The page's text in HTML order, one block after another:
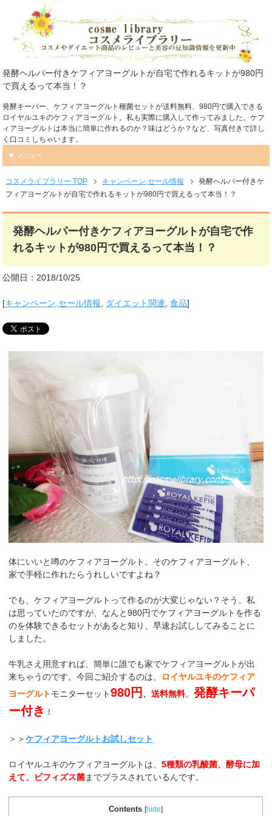
発酵ヘルパー付きケフィアヨーグルトが自宅で作れるキットが980円
で買えるって本当！？
発酵キーパー、ケフィアヨーグルト種菌セットが送料無料、980円で購入できる
ロイヤルユキのケフィアヨーグルト。私も実際に購入して作ってみました。ケフ
ィアヨーグルトは本当に簡単に作れるのか？味はどうか？など、写真付きで詳し
く口コミしちゃいます。
メニュー
コスメライブラリー TOP キャンペーン,セール情報
発酵ヘルパー付きケ
フィアヨーグルトが自宅で作れるキットが980円で買えるって本当！？
発酵ヘルパー付きケフィアヨーグルトが自宅で作
れるキットが980円で買えるって本当！？
公開日：2018/10/25
[キャンペーン,セール情報, ダイエット関連,食品]
体にいいと噂のケフィアヨーグルト。そのケフィアヨーグルト、
家で手軽に作れたらうれしいですよね？
でも、ケフィアヨーグルトって作るのが大変じゃない？そう、私
は思っていたのですが、なんと980円でケフィアヨーグルトを作る
のを体験できるセットがあると知り、早速お試ししてみることに
しました。
牛乳さえ用意すれば、簡単に誰でも家でケフィアヨーグルトが出
来ちゃうのです。今回ご紹介するのは、 ロイヤルユキのケフィア
ヨーグルトモニターセット980円 、送料無料。発酵キーパ
ー付き ！
＞＞ケフィアヨーグルトお試しセット
ロイヤルユキのケフィアヨーグルトは、5種類の乳酸菌、酵母に加
えて、ビフィズス菌までプラスされているんです。
Contents [hide]